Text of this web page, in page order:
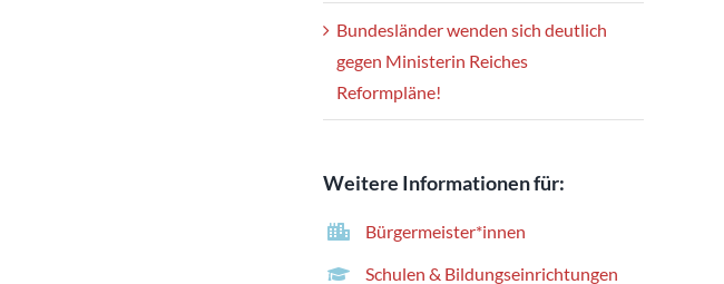
Bundesländer wenden sich deutlich
gegen Ministerin Reiches
Reformpläne!
Weitere Informationen für:
Bürgermeister*innen
Schulen & Bildungseinrichtungen